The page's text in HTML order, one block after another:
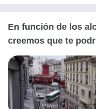
En función de los
creemos que te